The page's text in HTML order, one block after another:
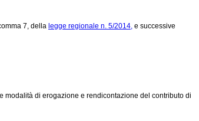
7, della legge regionale n. 5/2014, e successive
modalità di erogazione e rendicontazione del contributo di